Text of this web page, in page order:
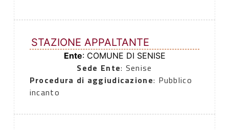
STAZIONE APPALTANTE
Ente: COMUNE DI SENISE
Sede Ente: Senise
Procedura di aggiudicazione: Pubblico
incanto